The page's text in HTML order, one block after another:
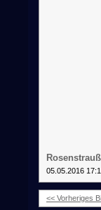
05.05.2016
<< Vorheriges